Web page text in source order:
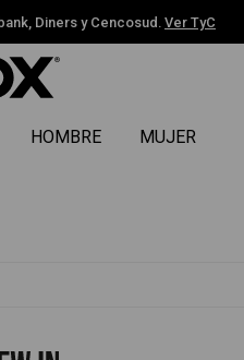
Diners y Cencosud. Ver TyC
HOMBRE MUJER